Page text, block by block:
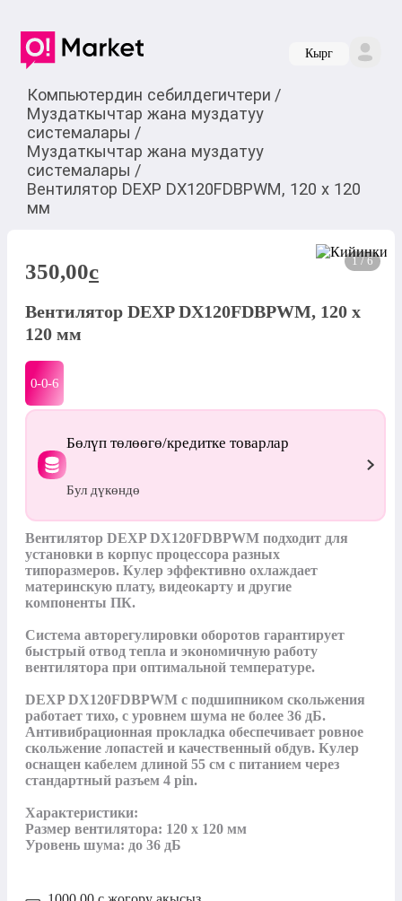
Кырг
Компьютердин себилдегичтери /
Муздаткычтар жана муздатуу
системалары /
Муздаткычтар жана муздатуу
системалары /
Вентилятор DEXP DX120FDBPWM, 120 x 120
мм
1 / 6
350,00c
Вентилятор DEXP DX120FDBPWM, 120 x
120 мм
0-0-6
Бөлүп төлөөгө/кредитке товарлар
Бул дүкөндө
Вентилятор DEXP DX120FDBPWM подходит для
установки в корпус процессора разных
типоразмеров. Кулер эффективно охлаждает
материнскую плату, видеокарту и другие
компоненты ПК.
Система авторегулировки оборотов гарантирует
быстрый отвод тепла и экономичную работу
вентилятора при оптимальной температуре.
DEXP DX120FDBPWM с подшипником скольжения
работает тихо, с уровнем шума не более 36 дБ.
Антивибрационная прокладка обеспечивает ровное
скольжение лопастей и качественный обдув. Кулер
оснащен кабелем длиной 55 см с питанием через
стандартный разъем 4 pin.
Характеристики:
Размер вентилятора: 120 x 120 мм
Уровень шума: до 36 дБ